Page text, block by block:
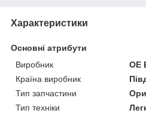
Характеристики
Основні атрибути
Виробник
OE
Країна виробник
Тип запчастини
Тип техніки